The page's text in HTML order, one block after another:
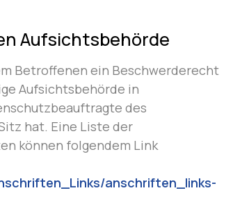
Aufsichtsbehörde
Betroffenen ein Beschwerderecht
Aufsichtsbehörde in
des
hat. Eine Liste der
können folgendem Link
anschriften_links-